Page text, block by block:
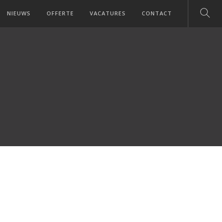
NIEUWS OFFERTE VACATURES CONTACT